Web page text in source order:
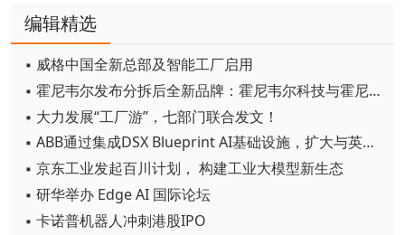
编辑精选
▪ 威格中国全新总部及智能工厂启用
▪ 霍尼韦尔发布分拆后全新品牌：霍尼韦尔科技与霍尼韦尔航空航天
▪ 大力发展“工厂游”，七部门联合发文！
▪ ABB通过集成DSX Blueprint AI基础设施，扩大与英伟达的合作
▪ 京东工业发起百川计划， 构建工业大模型新生态
▪ 研华举办 Edge AI 国际论坛
▪ 卡诺普机器人冲刺港股IPO